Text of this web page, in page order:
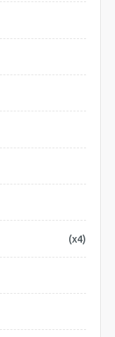
(x4)